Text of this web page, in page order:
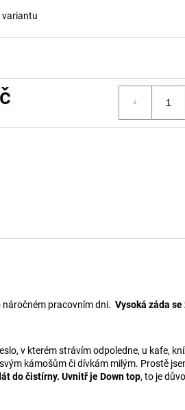
variantu
náročném pracovním dni. Vysoká záda
v kterém strávím odpoledne, u kafe,
kámošům či dívkám milým. Prostě
do čistírny. Uvnitř je Down top, to je